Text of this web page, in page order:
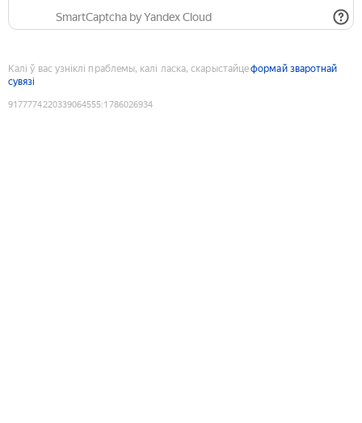
SmartCaptcha by Yandex Cloud
Калі ў вас узніклі праблемы, калі ласка, скарыстайцеформай зваротнай
сувязі
9177774220339064555:1786026934